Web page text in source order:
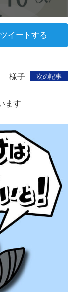
ツイートする
次の記事
様子
ます！